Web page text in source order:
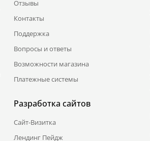
Отзывы
Контакты
Поддержка
Вопросы и ответы
Возможности магазина
Платежные системы
Разработка сайтов
Сайт-Визитка
Лендинг Пейдж